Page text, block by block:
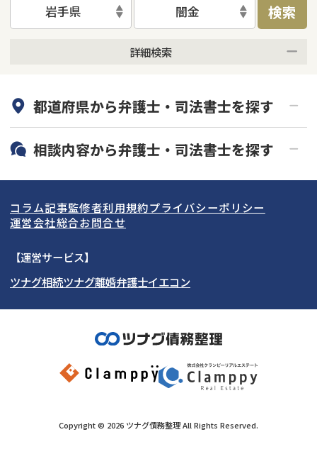
岩手県 闇金 検索
詳細検索
初回相談無料
土日祝の相談可能
都道府県から弁護士・司法書士を探す
北海道・東北
北海道 青森県
岩手県 宮城県
秋田県
福島県
関東
東京都 神奈川県
埼玉県
茨城県 群馬県
東海
愛知県
岐阜県 山梨県
関西
大阪府 京都府
奈良県
和歌山県
北陸・甲信越
石川県
富山県
岡山県
九州・沖縄
相談内容から弁護士・司法書士を探す
任意整理
個人再生
会社破産・法人破産
消費者金融・サラ金
カードローン・クレジッ
ト会社
奨学金
コラム記事監修者利用規約プライバシーポリシー
運営会社総合お問合せ
【運営サービス】
ツナグ相続ツナグ離婚弁護士イエコン
Copyright © 2026 ツナグ債務整理All Rights Reserved.